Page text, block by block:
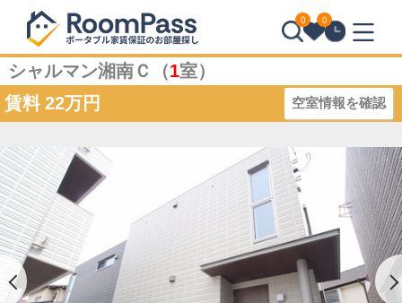
0 0
シャルマン湘南Ｃ（1室）
賃料 22万円 空室情報を確認